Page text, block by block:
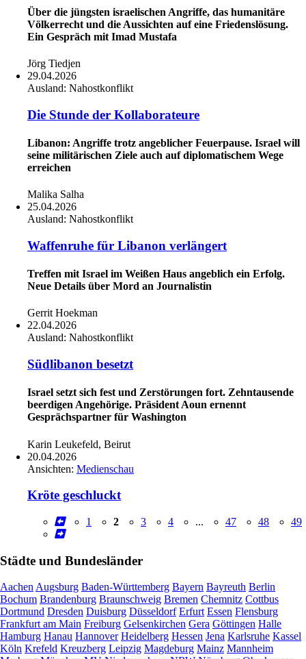
Über die jüngsten israelischen Angriffe, das humanitäre
Völkerrecht und die Aussichten auf eine Friedenslösung.
Ein Gespräch mit Imad Mustafa
Jörg Tiedjen
29.04.2026
Ausland: Nahostkonflikt
Die Stunde der Kollaborateure
Libanon: Angriffe trotz angeblicher Feuerpause. Israel will
seine militärischen Ziele auch auf diplomatischem Wege
erreichen
Malika Salha
25.04.2026
Ausland: Nahostkonflikt
Waffenruhe für Libanon verlängert
Treffen mit Israel im Weißen Haus angeblich ein Erfolg.
Neue Details über Mord an Journalistin
Gerrit Hoekman
22.04.2026
Ausland: Nahostkonflikt
Südlibanon besetzt
Israel setzt sich fest und Zerstörungen fort. Zehntausende
beerdigen Angehörige. Präsident Aoun ernennt
Gesprächspartner für Washington
Karin Leukefeld, Beirut
20.04.2026
Ansichten: Medienschau
Kröte geschluckt
1 2 3 4 ... 47 48 49
Städte und Bundesländer
AachenAugsburg Baden-Württemberg Bayern Bayreuth Berlin
Bochum Brandenburg Braunschweig Bremen Chemnitz Cottbus
Dortmund Dresden Duisburg Düsseldorf Erfurt Essen Flensburg
Frankfurt am Main Freiburg Gelsenkirchen Gera Göttingen Halle
Hamburg Hanau Hannover Heidelberg Hessen Jena Karlsruhe Kassel
Köln Krefeld Kreuzberg Leipzig Magdeburg Mainz Mannheim